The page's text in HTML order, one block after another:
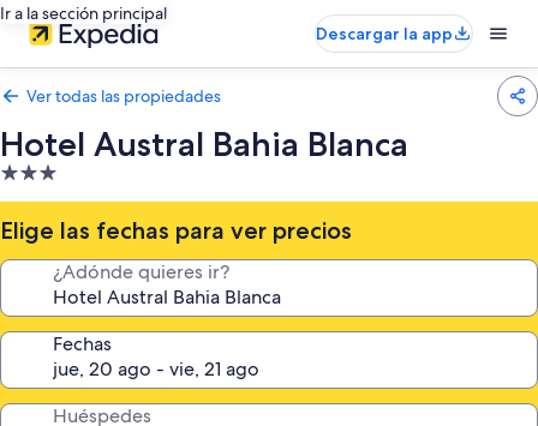
Ir a la sección principal
Descargar la app
Ver todas las propiedades
Hotel Austral Bahia Blanca
Propiedad
de
3.0
estrellas
Elige las fechas para ver precios
¿Adónde quieres ir?
Fechas
Huéspedes